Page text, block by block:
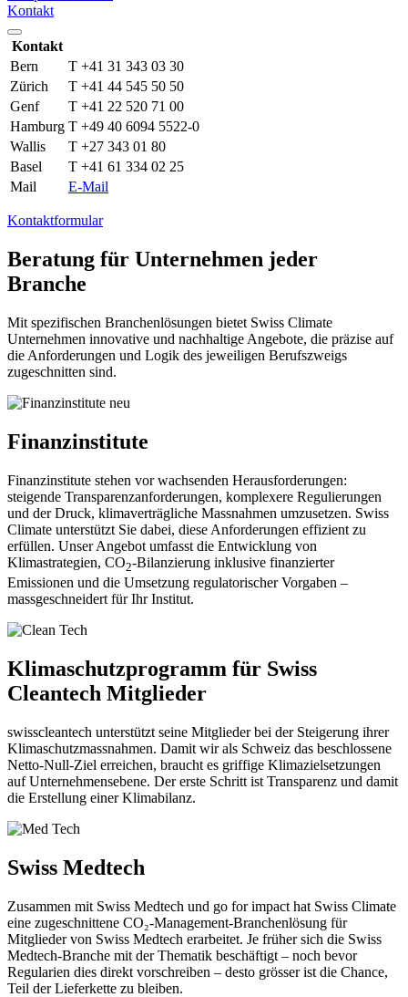
Kontakt
Kontakt
Bern
T +41 31 343 03 30
Zürich
T +41 44 545 50 50
Genf
T +41 22 520 71 00
Hamburg T +49 40 6094 5522-0
Wallis
T +27 343 01 80
Basel
T +41 61 334 02 25
Mail
E-Mail
Kontaktformular
Beratung für Unternehmen jeder
Branche
Mit spezifischen Branchenlösungen bietet Swiss Climate
Unternehmen innovative und nachhaltige Angebote, die präzise auf
die Anforderungen und Logik des jeweiligen Berufszweigs
zugeschnitten sind.
Finanzinstitute
Finanzinstitute stehen vor wachsenden Herausforderungen:
steigende Transparenzanforderungen, komplexere Regulierungen
und der Druck, klimaverträgliche Massnahmen umzusetzen. Swiss
Climate unterstützt Sie dabei, diese Anforderungen effizient zu
erfüllen. Unser Angebot umfasst die Entwicklung von
Klimastrategien, CO2-Bilanzierung inklusive finanzierter
Emissionen und die Umsetzung regulatorischer Vorgaben –
massgeschneidert für Ihr Institut.
Klimaschutzprogramm für Swiss
Cleantech Mitglieder
swisscleantech unterstützt seine Mitglieder bei der Steigerung ihrer
Klimaschutzmassnahmen. Damit wir als Schweiz das beschlossene
Netto-Null-Ziel erreichen, braucht es griffige Klimazielsetzungen
auf Unternehmensebene. Der erste Schritt ist Transparenz und damit
die Erstellung einer Klimabilanz.
Swiss Medtech
Zusammen mit Swiss Medtech und go for impact hat Swiss Climate
eine zugeschnittene CO₂-Management-Branchenlösung für
Mitglieder von Swiss Medtech erarbeitet. Je früher sich die Swiss
Medtech-Branche mit der Thematik beschäftigt – noch bevor
Regularien dies direkt vorschreiben – desto grösser ist die Chance,
Teil der Lieferkette zu bleiben.